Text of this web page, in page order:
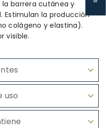
la barrera cutánea y
Estimulan la producción
colágeno y elastina).
visible.
uso